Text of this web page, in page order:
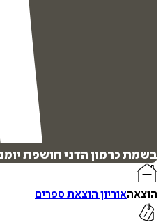
בשמת כרמון הדני חושפת
הוצאהאוריון הוצאת ספרים